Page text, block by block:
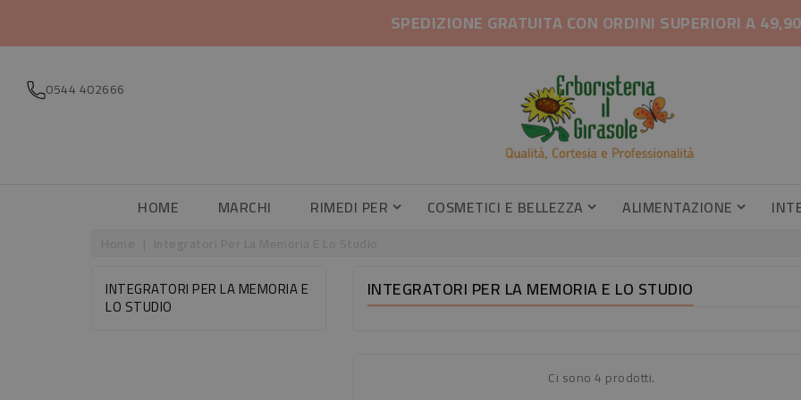
SPEDIZIONE GRATUITA CON ORDINI SUPERIORI A
0544 402666
HOME MARCHI RIMEDI PER COSMETICI E BELLEZZA ALIMENTAZIONE
INTEGRATORI PER LA MEMORIA E
LO STUDIO
INTEGRATORI PER LA MEMORIA E LO STUDIO
Ci sono 4 prodotti.